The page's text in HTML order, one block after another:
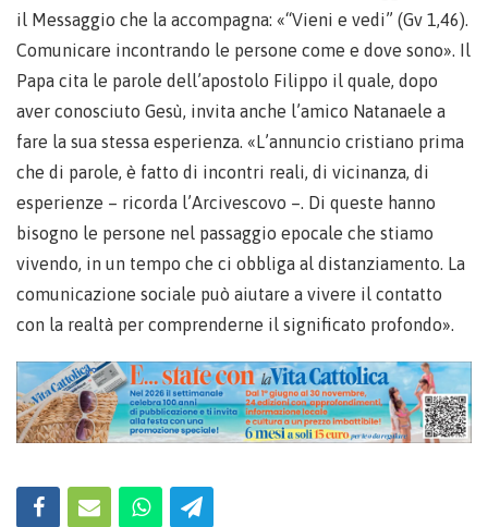
il Messaggio che la accompagna: «“Vieni e vedi” (Gv 1,46).
Comunicare incontrando le persone come e dove sono». Il
Papa cita le parole dell’apostolo Filippo il quale, dopo
aver conosciuto Gesù, invita anche l’amico Natanaele a
fare la sua stessa esperienza. «L’annuncio cristiano prima
che di parole, è fatto di incontri reali, di vicinanza, di
esperienze – ricorda l’Arcivescovo –. Di queste hanno
bisogno le persone nel passaggio epocale che stiamo
vivendo, in un tempo che ci obbliga al distanziamento. La
comunicazione sociale può aiutare a vivere il contatto
con la realtà per comprenderne il significato profondo».